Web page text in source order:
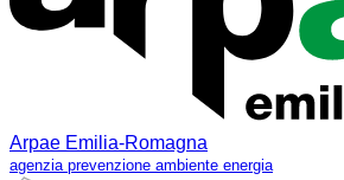
Arpae Emilia-Romagna
agenzia prevenzione ambiente energia